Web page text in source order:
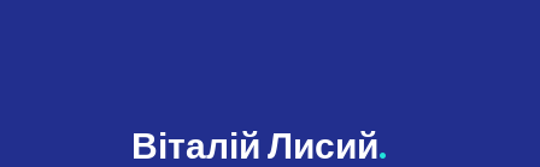
Віталій Лисий.